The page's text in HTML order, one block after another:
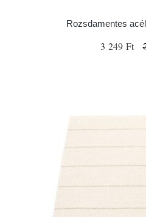
Rozsdamentes
3 249 Ft